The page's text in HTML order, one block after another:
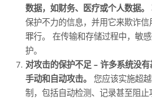
数据，如财务、医疗或个人数据。
保护不力的信息，并用它来欺诈
罪行。 在传输和存储过程中，敏
护。
对攻击的保护不足 – 许多系统没
手动和自动攻击。
您应该实施超
制，包括自动检测、记录甚至阻